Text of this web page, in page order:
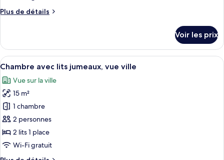
chambre :
Chambre
ville
Plus de détails
Plus
le
type
de
Chambre
Double,
vue
ville
Voir les prix
Afficher
toutes
les
photos
pour
ce
type
de
chambre :
Une chambre d’hôtel avec deux
8
Chambre avec lits jumeaux, vue ville
Vue sur la ville
15 m²
1 chambre
2 personnes
2 lits 1 place
Wi-Fi gratuit